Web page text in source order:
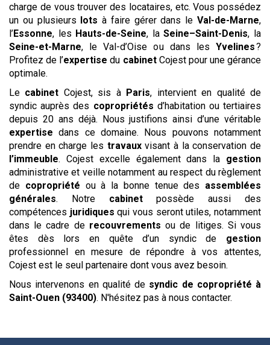
charge de vous trouver des locataires, etc. Vous possédez
un ou plusieurs lots à faire gérer dans leVal-de-Marne,
l’Essonne, les Hauts-de-Seine, laSeine–Saint-Denis, la
Seine-et-Marne, le Val-d’Oise ou dans les Yvelines?
Profitez de l’expertise du cabinetCojest pour une gérance
optimale.
Le cabinet Cojest, sis à Paris, intervient en qualité de
syndic auprès des copropriétés d’habitation ou tertiaires
depuis 20 ans déjà. Nous justifions ainsi d’une véritable
expertise dans ce domaine. Nous pouvons notamment
prendre en charge les travauxvisant à la conservation de
l’immeuble. Cojest excelle également dans la gestion
administrative et veille notamment au respect du règlement
de copropriété ou à la bonne tenue des assemblées
générales. Notre cabinetpossède aussi des
compétences juridiques qui vous seront utiles, notamment
dans le cadre de recouvrements ou de litiges. Si vous
êtes dès lors en quête d’un syndic de gestion
professionnel en mesure de répondre à vos attentes,
Cojest est le seul partenaire dont vous avez besoin.
Nous intervenons en qualité de syndic de copropriété à
Saint-Ouen (93400). N'hésitez pas à nous contacter.